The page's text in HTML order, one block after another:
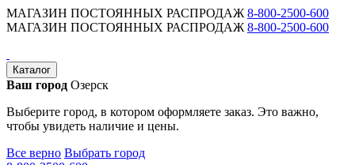
МАГАЗИН ПОСТОЯННЫХ РАСПРОДАЖ 8-800-2500-600
МАГАЗИН ПОСТОЯННЫХ РАСПРОДАЖ 8-800-2500-600
Каталог
Ваш город Озерск
Выберите город, в котором оформляете заказ. Это важно,
чтобы увидеть наличие и цены.
Все верно Выбрать город